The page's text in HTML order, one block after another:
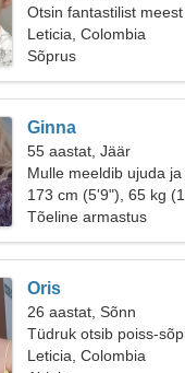
Otsin fantastilist
Leticia, Colombia
Sõprus
Ginna
55 aastat, Jäär
Mulle meeldib ujuda
173 cm (5'9"), 65 kg
Tõeline armastus
Oris
26 aastat, Sõnn
Tüdruk otsib poiss-
Leticia, Colombia